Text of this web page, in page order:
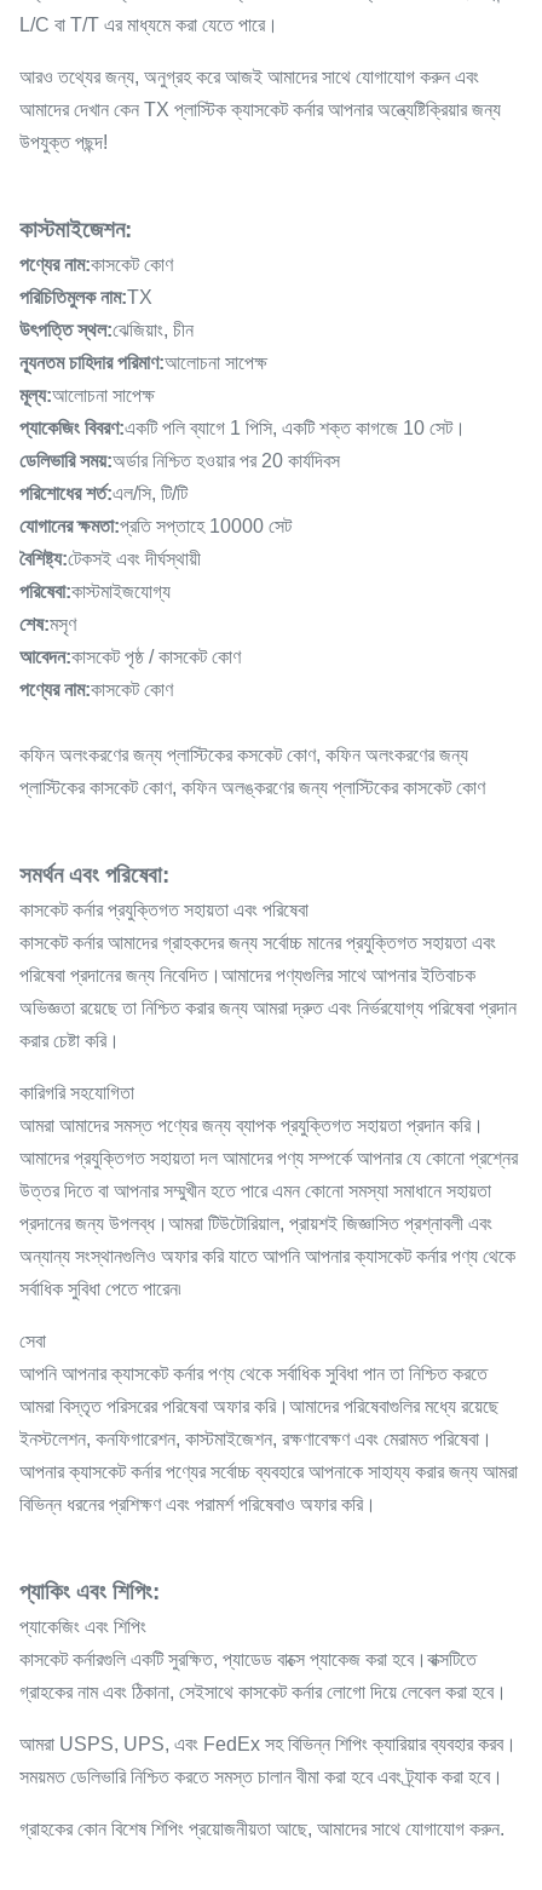
L/C বা T/T এর মাধ্যমে করা যেতে পারে।
আরও তথ্যের জন্য, অনুগ্রহ করে আজই আমাদের সাথে যোগাযোগ করুন এবং
আমাদের দেখান কেন TX প্লাস্টিক ক্যাসকেট কর্নার আপনার অন্ত্যেষ্টিক্রিয়ার জন্য
উপযুক্ত পছন্দ!
কাস্টমাইজেশন:
পণ্যের নাম:কাসকেট কোণ
পরিচিতিমুলক নাম:TX
উৎপত্তি স্থল:ঝেজিয়াং, চীন
ন্যূনতম চাহিদার পরিমাণ:আলোচনা সাপেক্ষ
মূল্য:আলোচনা সাপেক্ষ
প্যাকেজিং বিবরণ:একটি পলি ব্যাগে 1 পিসি, একটি শক্ত কাগজে 10 সেট।
ডেলিভারি সময়:অর্ডার নিশ্চিত হওয়ার পর 20 কার্যদিবস
পরিশোধের শর্ত:এল/সি, টি/টি
যোগানের ক্ষমতা:প্রতি সপ্তাহে 10000 সেট
বৈশিষ্ট্য:টেকসই এবং দীর্ঘস্থায়ী
পরিষেবা:কাস্টমাইজযোগ্য
শেষ:মসৃণ
আবেদন:কাসকেট পৃষ্ঠ / কাসকেট কোণ
পণ্যের নাম:কাসকেট কোণ
কফিন অলংকরণের জন্য প্লাস্টিকের কসকেট কোণ, কফিন অলংকরণের জন্য
প্লাস্টিকের কাসকেট কোণ, কফিন অলঙ্করণের জন্য প্লাস্টিকের কাসকেট কোণ
সমর্থন এবং পরিষেবা:
কাসকেট কর্নার প্রযুক্তিগত সহায়তা এবং পরিষেবা
কাসকেট কর্নার আমাদের গ্রাহকদের জন্য সর্বোচ্চ মানের প্রযুক্তিগত সহায়তা এবং
পরিষেবা প্রদানের জন্য নিবেদিত।আমাদের পণ্যগুলির সাথে আপনার ইতিবাচক
অভিজ্ঞতা রয়েছে তা নিশ্চিত করার জন্য আমরা দ্রুত এবং নির্ভরযোগ্য পরিষেবা প্রদান
করার চেষ্টা করি।
কারিগরি সহযোগিতা
আমরা আমাদের সমস্ত পণ্যের জন্য ব্যাপক প্রযুক্তিগত সহায়তা প্রদান করি।
আমাদের প্রযুক্তিগত সহায়তা দল আমাদের পণ্য সম্পর্কে আপনার যে কোনো প্রশ্নের
উত্তর দিতে বা আপনার সম্মুখীন হতে পারে এমন কোনো সমস্যা সমাধানে সহায়তা
প্রদানের জন্য উপলব্ধ।আমরা টিউটোরিয়াল, প্রায়শই জিজ্ঞাসিত প্রশ্নাবলী এবং
অন্যান্য সংস্থানগুলিও অফার করি যাতে আপনি আপনার ক্যাসকেট কর্নার পণ্য থেকে
সর্বাধিক সুবিধা পেতে পারেন৷
সেবা
আপনি আপনার ক্যাসকেট কর্নার পণ্য থেকে সর্বাধিক সুবিধা পান তা নিশ্চিত করতে
আমরা বিস্তৃত পরিসরের পরিষেবা অফার করি।আমাদের পরিষেবাগুলির মধ্যে রয়েছে
ইনস্টলেশন, কনফিগারেশন, কাস্টমাইজেশন, রক্ষণাবেক্ষণ এবং মেরামত পরিষেবা।
আপনার ক্যাসকেট কর্নার পণ্যের সর্বোচ্চ ব্যবহারে আপনাকে সাহায্য করার জন্য আমরা
বিভিন্ন ধরনের প্রশিক্ষণ এবং পরামর্শ পরিষেবাও অফার করি।
প্যাকিং এবং শিপিং:
প্যাকেজিং এবং শিপিং
কাসকেট কর্নারগুলি একটি সুরক্ষিত, প্যাডেড বাক্সে প্যাকেজ করা হবে।বাক্সটিতে
গ্রাহকের নাম এবং ঠিকানা, সেইসাথে কাসকেট কর্নার লোগো দিয়ে লেবেল করা হবে।
আমরা USPS, UPS, এবং FedEx সহ বিভিন্ন শিপিং ক্যারিয়ার ব্যবহার করব।
সময়মত ডেলিভারি নিশ্চিত করতে সমস্ত চালান বীমা করা হবে এবং ট্র্যাক করা হবে।
গ্রাহকের কোন বিশেষ শিপিং প্রয়োজনীয়তা আছে, আমাদের সাথে যোগাযোগ করুন.